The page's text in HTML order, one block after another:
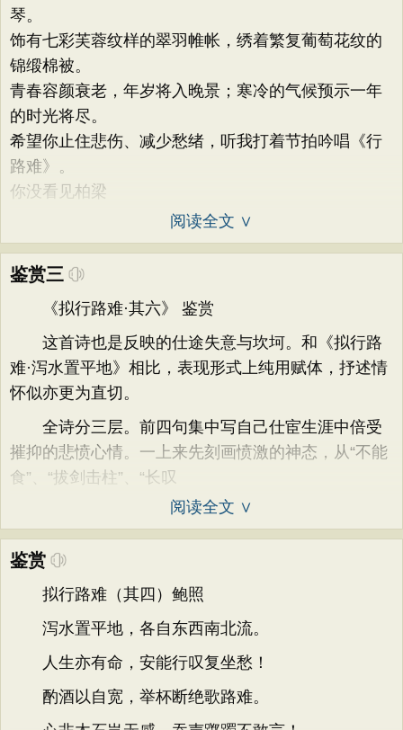
琴。
饰有七彩芙蓉纹样的翠羽帷帐，绣着繁复葡萄花纹的
锦缎棉被。
青春容颜衰老，年岁将入晚景；寒冷的气候预示一年
的时光将尽。
希望你止住悲伤、减少愁绪，听我打着节拍吟唱《行
路难》。
你没看见柏梁
阅读全文 ∨
鉴赏三
《拟行路难·其六》 鉴赏
这首诗也是反映的仕途失意与坎坷。和《拟行路
难·泻水置平地》相比，表现形式上纯用赋体，抒述情
怀似亦更为直切。
全诗分三层。前四句集中写自己仕宦生涯中倍受
摧抑的悲愤心情。一上来先刻画愤激的神态，从“不能
食”、“拔剑击柱”、“长叹
阅读全文 ∨
鉴赏
拟行路难（其四）鲍照
泻水置平地，各自东西南北流。
人生亦有命，安能行叹复坐愁！
酌酒以自宽，举杯断绝歌路难。